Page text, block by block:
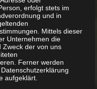
die vielfach
darf an
werden. Ich
„Lucky Reptile –
für mein
: Lucky Reptile
*Weiterlesen →
erfolgt stets im
und in
Mittels dieser
Unternehmen die
Zweck der von uns
Ferner werden
aufgeklärt.